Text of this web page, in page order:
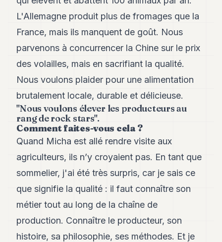
IMMOBILIER
PRIVATE
SPORT
JURIDIQUE
ENTREPRISES
ASSOCIATIONS
CONTACT
L'Allemagne produit plus de fromages que la
France, mais ils manquent de goût. Nous
parvenons à concurrencer la Chine sur le prix
des volailles, mais en sacrifiant la qualité.
Nous voulons plaider pour une alimentation
brutalement locale, durable et délicieuse.
"Nous voulons élever les producteurs au
rang de rock stars".
Comment faites-vous cela ?
Quand Micha est allé rendre visite aux
agriculteurs, ils n’y croyaient pas. En tant que
sommelier, j'ai été très surpris, car je sais ce
que signifie la qualité : il faut connaître son
métier tout au long de la chaîne de
production. Connaître le producteur, son
histoire, sa philosophie, ses méthodes. Et je